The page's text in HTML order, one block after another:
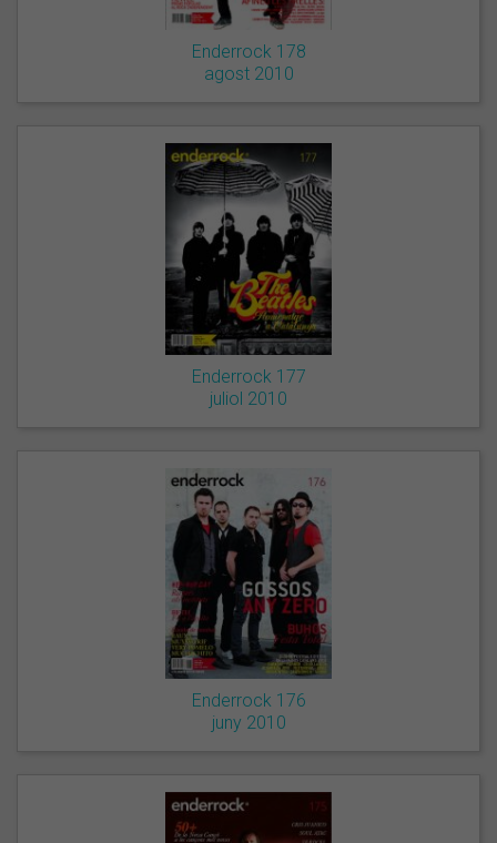
Enderrock 178
agost 2010
Enderrock 177
juliol 2010
Enderrock 176
juny 2010